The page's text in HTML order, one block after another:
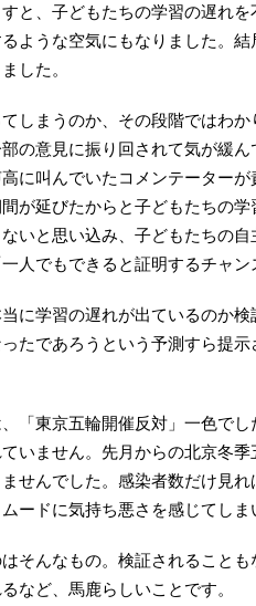
と、子どもたちの学習の遅れ
ような空気にもなりました。
した。
しまうのか、その段階ではわ
の意見に振り回されて気が緩
に叫んでいたコメンテーター
が延びたからと子どもたちの
いと思い込み、子どもたちの自
人でもできると証明するチャン
に学習の遅れが出ているのか
たであろうという予測すら提
「東京五輪開催反対」一色で
いません。先月からの北京冬
せんでした。感染者数だけ見
ードに気持ち悪さを感じてしま
そんなもの。検証されること
など、馬鹿らしいことです。